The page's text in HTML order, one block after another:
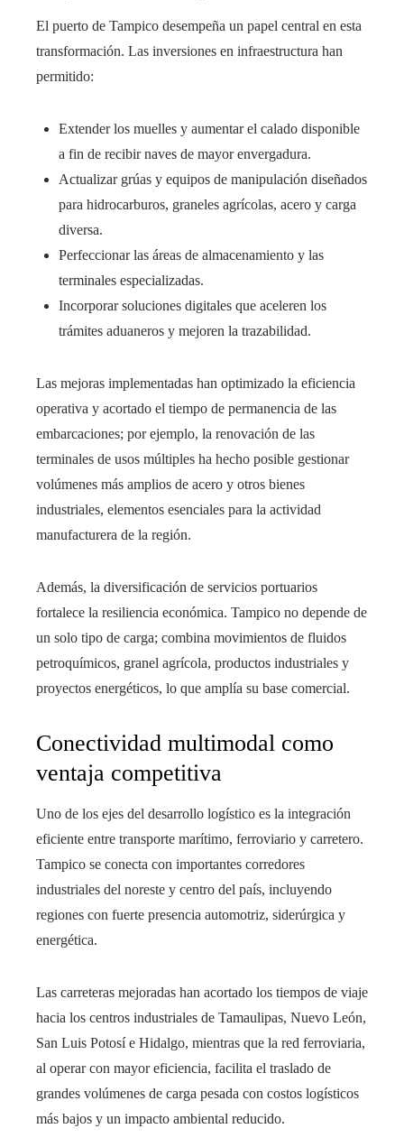
El puerto de Tampico desempeña un papel central en esta
transformación. Las inversiones en infraestructura han
permitido:
Extender los muelles y aumentar el calado disponible
a fin de recibir naves de mayor envergadura.
Actualizar grúas y equipos de manipulación diseñados
para hidrocarburos, graneles agrícolas, acero y carga
diversa.
Perfeccionar las áreas de almacenamiento y las
terminales especializadas.
Incorporar soluciones digitales que aceleren los
trámites aduaneros y mejoren la trazabilidad.
Las mejoras implementadas han optimizado la eficiencia
operativa y acortado el tiempo de permanencia de las
embarcaciones; por ejemplo, la renovación de las
terminales de usos múltiples ha hecho posible gestionar
volúmenes más amplios de acero y otros bienes
industriales, elementos esenciales para la actividad
manufacturera de la región.
Además, la diversificación de servicios portuarios
fortalece la resiliencia económica. Tampico no depende de
un solo tipo de carga; combina movimientos de fluidos
petroquímicos, granel agrícola, productos industriales y
proyectos energéticos, lo que amplía su base comercial.
Conectividad multimodal como
ventaja competitiva
Uno de los ejes del desarrollo logístico es la integración
eficiente entre transporte marítimo, ferroviario y carretero.
Tampico se conecta con importantes corredores
industriales del noreste y centro del país, incluyendo
regiones con fuerte presencia automotriz, siderúrgica y
energética.
Las carreteras mejoradas han acortado los tiempos de viaje
hacia los centros industriales de Tamaulipas, Nuevo León,
San Luis Potosí e Hidalgo, mientras que la red ferroviaria,
al operar con mayor eficiencia, facilita el traslado de
grandes volúmenes de carga pesada con costos logísticos
más bajos y un impacto ambiental reducido.